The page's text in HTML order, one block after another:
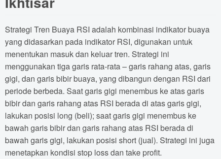
Strategi Tren Buaya RSI adalah kombinasi indikator buaya
yang didasarkan pada indikator RSI, digunakan untuk
menentukan masuk dan keluar tren. Strategi ini
menggunakan tiga garis rata-rata – garis rahang atas, garis
gigi, dan garis bibir buaya, yang dibangun dengan RSI dari
periode berbeda. Saat garis gigi menembus ke atas garis
bibir dan garis rahang atas RSI berada di atas garis gigi,
lakukan posisi long (beli); saat garis gigi menembus ke
bawah garis bibir dan garis rahang atas RSI berada di
bawah garis gigi, lakukan posisi short (jual). Strategi ini juga
menetapkan kondisi stop loss dan take profit.